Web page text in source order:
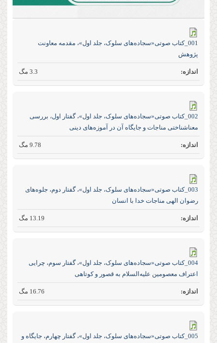
001_کتاب صوتی«سجاده‌های سلوک، جلد اول»، مقدمه معاونت
پژوهش
3.3 مگ
002_کتاب صوتی«سجاده‌های سلوک، جلد اول»، گفتار اول، بررسی
معنا‌شناختی مناجات و جایگاه آن در آموزه‌های دینی
9.78 مگ
003_کتاب صوتی«سجاده‌های سلوک، جلد اول»، گفتار دوم، جلوه‌های
رضوان الهی مناجات خدا با انسان
13.19 مگ
004_کتاب صوتی«سجاده‌های سلوک، جلد اول»، گفتار سوم، چرایی
اعتراف معصومین علیه‌السلام به قصور و کوتاهی
16.76 مگ
005_کتاب صوتی«سجاده‌های سلوک، جلد اول»، گفتار چهارم، جایگاه و